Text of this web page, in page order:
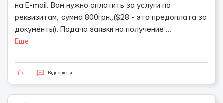
на E-mail. Вам нужно оплатить за услуги по
реквизитам, сумма 800грн.,($28 - это предоплата за
документы). Подача заявки на получение ...
Еще
Відповісти